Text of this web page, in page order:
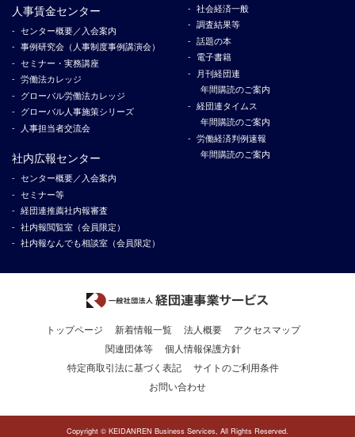
社会経済一般
調査結果等
話題の本
電子書籍
月刊経団連
年間購読のご案内
経団連タイムス
年間購読のご案内
労働経済判例速報
年間購読のご案内
人事賃金センター
センター概要／入会案内
事例研究会（人事制度事例講演会）
セミナー・実務講座
労働法カレッジ
グローバル労働法カレッジ
グローバル人事施策シリーズ
人事担当者交流会
社内広報センター
センター概要／入会案内
セミナー等
経団連推薦社内報審査
社内報閲覧室（会員限定）
社内報なんでも相談室（会員限定）
トップページ 新着情報一覧 法人概要
アクセスマップ
関連団体等
個人情報保護方針
特定商取引法に基づく表記
サイトのご利用条件
お問い合わせ
Copyright © KEIDANREN Business Services, All Rights Reserved.